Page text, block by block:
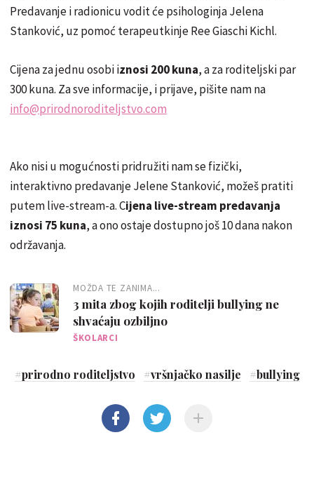
Predavanje i radionicu vodit će psihologinja Jelena
Stanković, uz pomoć terapeutkinje Ree Giaschi Kichl.
Cijena za jednu osobi iznosi 200 kuna, a za roditeljski par
300 kuna. Za sve informacije, i prijave, pišite nam na
info@prirodnoroditeljstvo.com
Ako nisi u mogućnosti pridružiti nam se fizički,
interaktivno predavanje Jelene Stanković, možeš pratiti
putem live-stream-a. Cijena live-stream predavanja
iznosi 75 kuna, a ono ostaje dostupno još 10 dana nakon
održavanja.
MOŽDA TE ZANIMA...
3 mita zbog kojih roditelji bullying ne
shvaćaju ozbiljno
ŠKOLARCI
#prirodno roditeljstvo #vršnjačko nasilje #bullying